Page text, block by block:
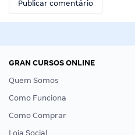
GRAN CURSOS ONLINE
Quem Somos
Como Funciona
Como Comprar
Loja Social